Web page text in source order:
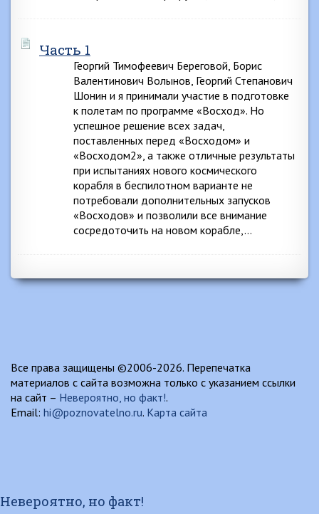
Часть 1
Георгий Тимофеевич Береговой, Борис
Валентинович Волынов, Георгий Степанович
Шонин и я принимали участие в подготовке
к полетам по программе «Восход». Но
успешное решение всех задач,
поставленных перед «Восходом» и
«Восходом2», а также отличные результаты
при испытаниях нового космического
корабля в беспилотном варианте не
потребовали дополнительных запусков
«Восходов» и позволили все внимание
сосредоточить на новом корабле,…
Все права защищены ©2006-2026. Перепечатка
материалов с сайта возможна только с указанием ссылки
на сайт – Невероятно, но факт!.
Email: hi@poznovatelno.ru. Карта сайта
Невероятно, но факт!